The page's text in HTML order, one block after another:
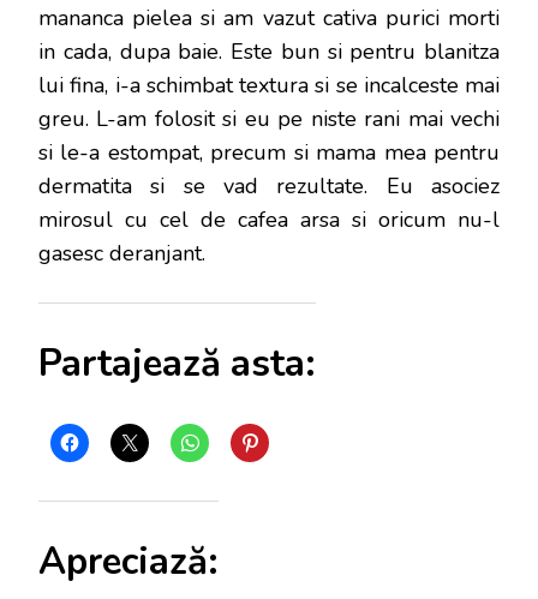
mananca pielea si am vazut cativa purici morti
in cada, dupa baie. Este bun si pentru blanitza
lui fina, i-a schimbat textura si se incalceste mai
greu. L-am folosit si eu pe niste rani mai vechi
si le-a estompat, precum si mama mea pentru
dermatita si se vad rezultate. Eu asociez
mirosul cu cel de cafea arsa si oricum nu-l
gasesc deranjant.
Partajează asta:
Apreciază: